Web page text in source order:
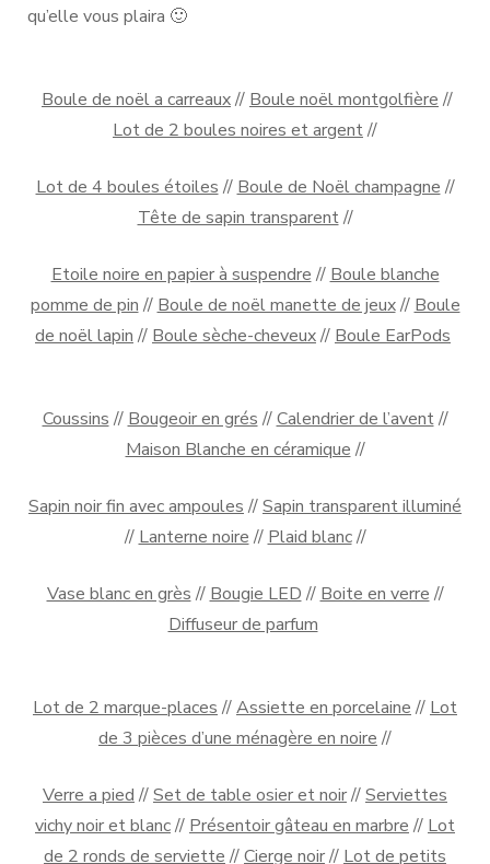
qu’elle vous plaira 🙂
Boule de noël a carreaux//Boule noël montgolfière//
Lot de 2 boules noires et argent//
Lot de 4 boules étoiles//Boule de Noël champagne//
Tête de sapin transparent//
Etoile noire en papier à suspendre//Boule blanche
pomme de pin//Boule de noël manette de jeux//Boule
de noël lapin//Boule sèche-cheveux//Boule EarPods
Coussins//Bougeoir en grés//Calendrier de l’avent//
Maison Blanche en céramique//
Sapin noir fin avec ampoules//Sapin transparent illuminé
//Lanterne noire//Plaid blanc//
Vase blanc en grès//Bougie LED//Boite en verre//
Diffuseur de parfum
Lot de 2 marque-places//Assiette en porcelaine//Lot
de 3 pièces d’une ménagère en noire//
Verre a pied//Set de table osier et noir//Serviettes
vichy noir et blanc//Présentoir gâteau en marbre//Lot
de 2 ronds de serviette//Cierge noir//Lot de petits